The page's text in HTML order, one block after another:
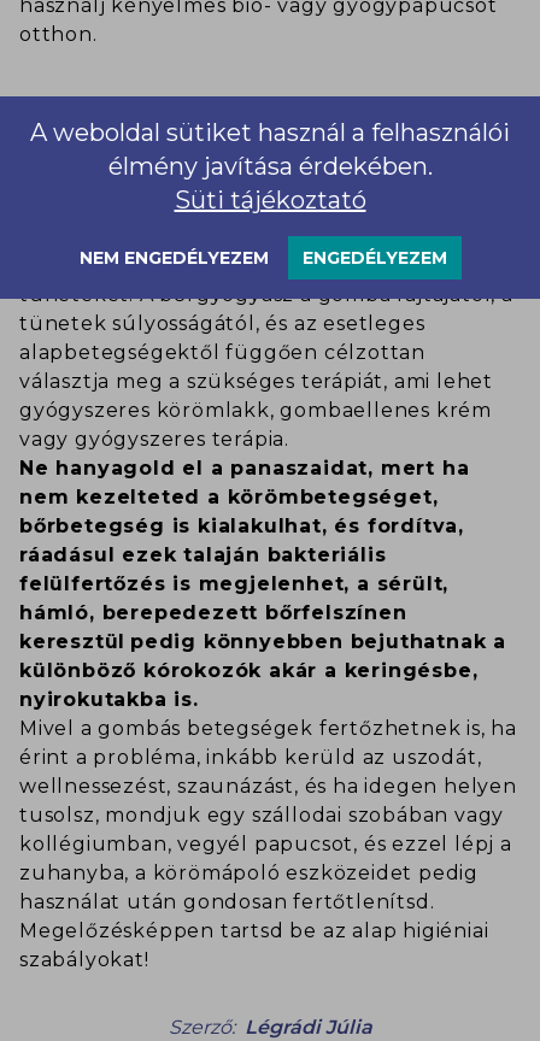
használj kényelmes bio- vagy gyógypapucsot
otthon.
repedezett, pikkelyes, hámló bőr, kipirosodás,
elszíneződött köröm) minden esetben fordulj
bőrgyógyászhoz, aki kideríti, hogy a sokféle
gomba közül, melyik okozza a kellemetlen
tüneteket. A bőrgyógyász a gomba fajtájától, a
tünetek súlyosságától, és az esetleges
alapbetegségektől függően célzottan
választja meg a szükséges terápiát, ami lehet
gyógyszeres körömlakk, gombaellenes krém
vagy gyógyszeres terápia.
Ne hanyagold el a panaszaidat, mert ha
nem kezelteted a körömbetegséget,
bőrbetegség is kialakulhat, és fordítva,
ráadásul ezek talaján bakteriális
felülfertőzés is megjelenhet, a sérült,
hámló, berepedezett bőrfelszínen
keresztül pedig könnyebben bejuthatnak a
különböző kórokozók akár a keringésbe,
nyirokutakba is.
Mivel a gombás betegségek fertőzhetnek is, ha
érint a probléma, inkább kerüld az uszodát,
wellnessezést, szaunázást, és ha idegen helyen
tusolsz, mondjuk egy szállodai szobában vagy
kollégiumban, vegyél papucsot, és ezzel lépj a
zuhanyba, a körömápoló eszközeidet pedig
használat után gondosan fertőtlenítsd.
Megelőzésképpen tartsd be az alap higiéniai
szabályokat!
Szerző: Légrádi Júlia
A weboldal sütiket használ a felhasználói
élmény javítása érdekében.
Süti tájékoztató
NEM ENGEDÉLYEZEM ENGEDÉLYEZEM